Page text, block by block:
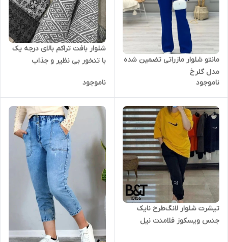
مانتو شلوار مازراتی تضمین شده
مدل گلرخ
ناموجود
شلوار بافت تراکم بالای درجه یک
با تنخور بی نظیر و جذاب
ناموجود
تیشرت شلوار لانگ‌طرح نایک
جنس ویسکوز فلامنت نیل